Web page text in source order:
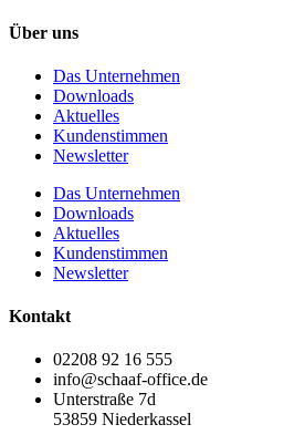
Über uns
Das Unternehmen
Downloads
Aktuelles
Kundenstimmen
Newsletter
Das Unternehmen
Downloads
Aktuelles
Kundenstimmen
Newsletter
Kontakt
02208 92 16 555
info@schaaf-office.de
Unterstraße 7d
53859 Niederkassel